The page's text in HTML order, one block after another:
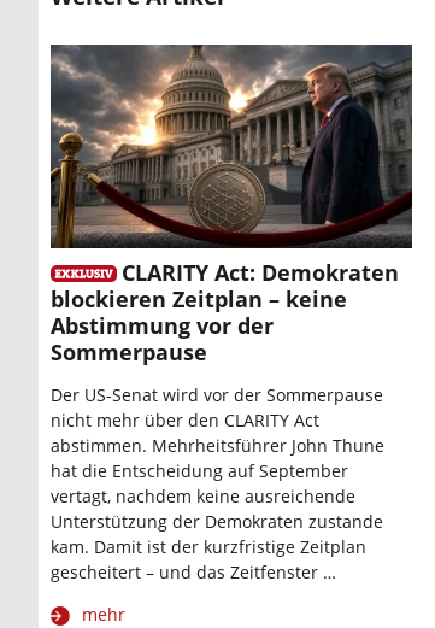
CLARITY Act: Demokraten
blockieren Zeitplan – keine
Abstimmung vor der
Sommerpause
Der US-Senat wird vor der Sommerpause
nicht mehr über den CLARITY Act
abstimmen. Mehrheitsführer John Thune
hat die Entscheidung auf September
vertagt, nachdem keine ausreichende
Unterstützung der Demokraten zustande
kam. Damit ist der kurzfristige Zeitplan
gescheitert – und das Zeitfenster …
mehr